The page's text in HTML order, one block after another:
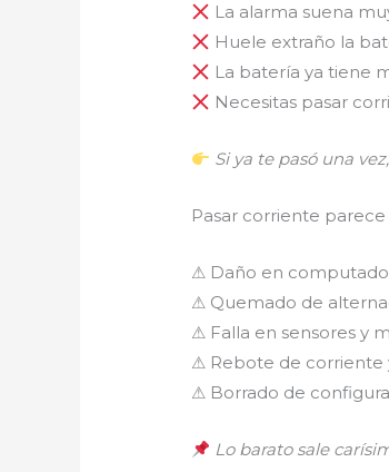
La alarma suena
Huele extraño la
La batería ya tiene
Necesitas pasar
Si ya te pasó una
Pasar corriente
⚠ Daño en
⚠ Quemado de
⚠ Falla en sensores y
⚠ Rebote de corriente
⚠ Borrado de
Lo barato sale